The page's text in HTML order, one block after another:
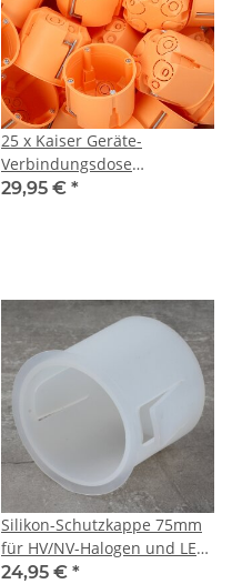
25 x Kaiser Geräte-
Verbindungsdose
Unterputzdose orange
29,95 € *
Silikon-Schutzkappe 75mm
für HV/NV-Halogen und LED
Einbauleuchten
24,95 € *